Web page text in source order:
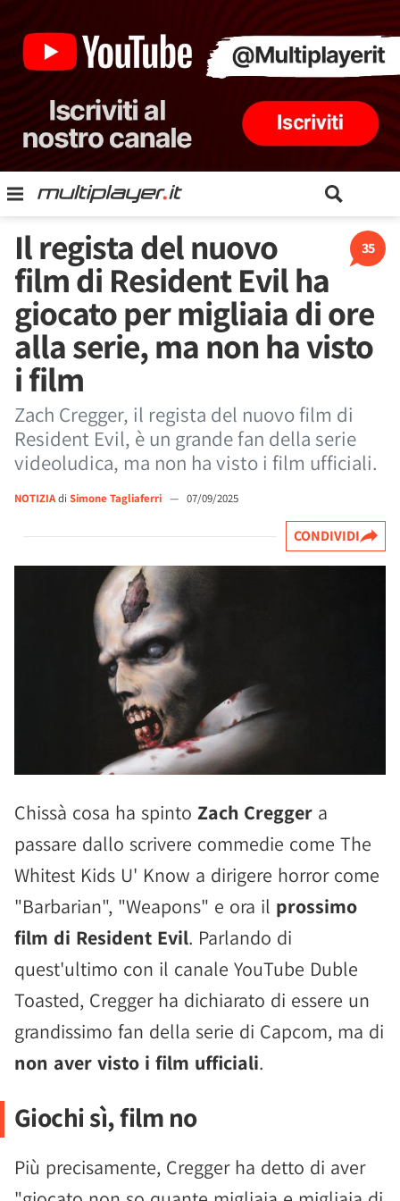
35
Il regista del nuovo
film di Resident Evil ha
giocato per migliaia di ore
alla serie, ma non ha visto
i film
Zach Cregger, il regista del nuovo film di
Resident Evil, è un grande fan della serie
videoludica, ma non ha visto i film ufficiali.
NOTIZIAdi Simone Tagliaferri — 07/09/2025
CONDIVIDI
Chissà cosa ha spinto Zach Cregger a
passare dallo scrivere commedie come The
Whitest Kids U' Know a dirigere horror come
"Barbarian", "Weapons" e ora il prossimo
film di Resident Evil. Parlando di
quest'ultimo con il canale YouTube Duble
Toasted, Cregger ha dichiarato di essere un
grandissimo fan della serie di Capcom, ma di
non aver visto i film ufficiali.
Giochi sì, film no
Più precisamente, Cregger ha detto di aver